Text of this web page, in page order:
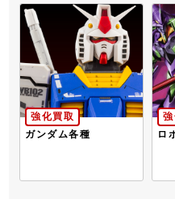
強化買取
ガンダム各種
ロ